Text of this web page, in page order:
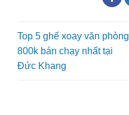
Top 5 ghế xoay văn phòng
800k bán chạy nhất tại
Đức Khang